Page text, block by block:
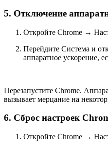
5. Отключение
Откройте Chrome →
Перейдите Система и
аппаратное ускорение,
Перезапустите Chrome.
вызывает мерцание на
6. Сброс настроек
Откройте Chrome →